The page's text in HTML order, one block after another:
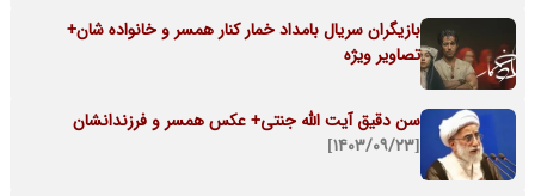
بازیگران سریال بامداد خمار کنار همسر و خانواده شان+
تصاویر ویژه
سن دقیق آیت الله جنتی+ عکس همسر و فرزندانشان
[۱۴۰۳/۰۹/۲۳]